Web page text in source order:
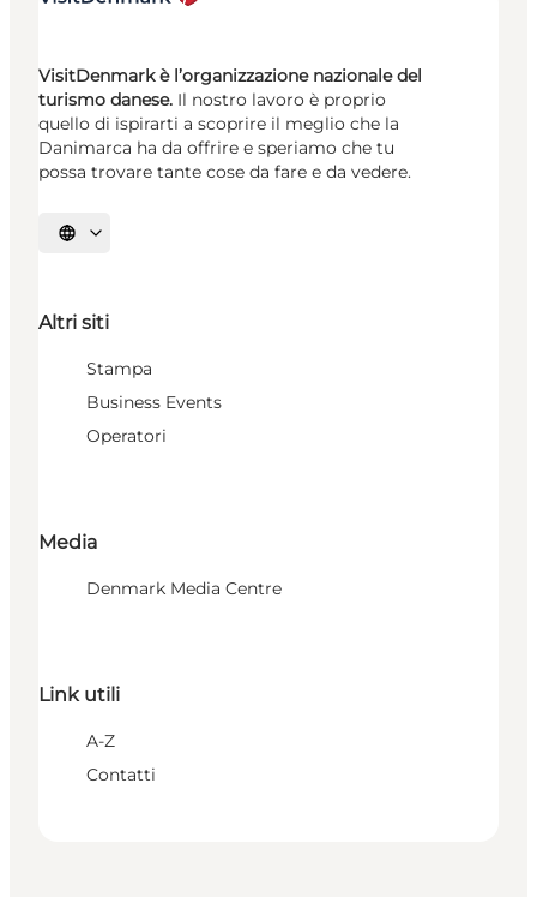
VisitDenmark è l’organizzazione nazionale del
turismo danese. Il nostro lavoro è proprio
quello di ispirarti a scoprire il meglio che la
Danimarca ha da offrire e speriamo che tu
possa trovare tante cose da fare e da vedere.
Seleziona la lingua
Altri siti
Stampa
Business Events
Operatori
Media
Denmark Media Centre
Link utili
A-Z
Contatti